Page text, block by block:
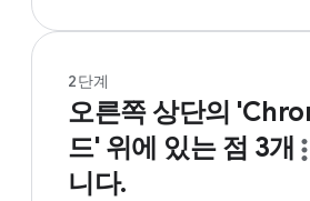
2단계
오른쪽 상단의
드' 위에 있는 점 3개
니다.